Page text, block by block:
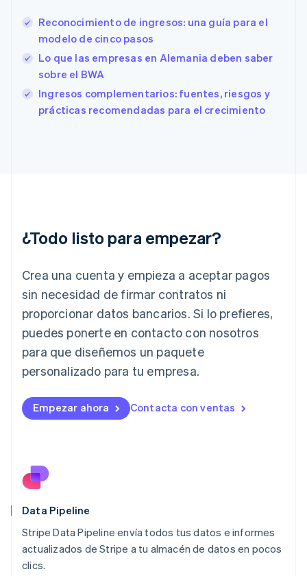
Reconocimiento de ingresos: una guía para el
modelo de cinco pasos
Lo que las empresas en Alemania deben saber
sobre el BWA
Ingresos complementarios: fuentes, riesgos y
prácticas recomendadas para el crecimiento
¿Todo listo para empezar?
Crea una cuenta y empieza a aceptar pagos
sin necesidad de firmar contratos ni
proporcionar datos bancarios. Si lo prefieres,
puedes ponerte en contacto con nosotros
para que diseñemos un paquete
personalizado para tu empresa.
Empezar ahora Contacta con ventas
Data Pipeline
Stripe Data Pipeline envía todos tus datos e informes
actualizados de Stripe a tu almacén de datos en pocos
clics.
EnglishEspañol简体中文
Estonia
Finlandia
English Svenska
Francia
Français
Gibraltar
English
Italiano English
日本語English
Letonia
English
Liechtenstein
Deutsch English
Lituania
Luxemburgo
FrançaisDeutschEnglish
Malasia
English
México
Noruega
English
Nueva Zelandia
English